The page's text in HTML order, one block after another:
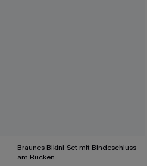
Braunes Bikini-Set mit Bindeschluss
am Rücken